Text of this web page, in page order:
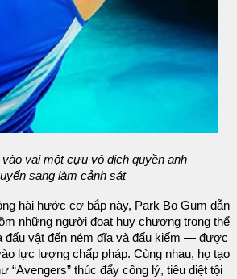
vai một cựu vô địch quyền anh
sang làm cảnh sát
hài hước cơ bắp này, Park Bo Gum dẫn
những người đoạt huy chương trong thể
vật đến ném đĩa và đấu kiếm — được
lực lượng chấp pháp. Cùng nhau, họ tạo
“Avengers” thúc đẩy công lý, tiêu diệt tội